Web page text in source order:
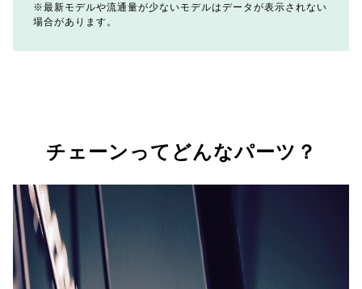
最新モデルや流通量が少ないモデルはデータが表示されない
場合があります。
チェーンってどんなパーツ？